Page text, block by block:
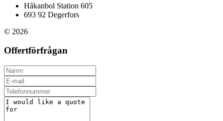
Håkanbol Station 605
693 92 Degerfors
© 2026
Offertförfrågan